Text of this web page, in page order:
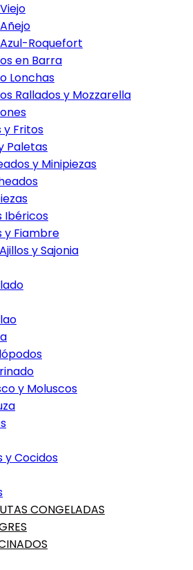
Viejo
Añejo
Azul-Roquefort
en Barra
Lonchas
Rallados y Mozzarella
y Fritos
Paletas
y Minipiezas
Ibéricos
y Fiambre
y Sajonia
y Moluscos
y Cocidos
CONGELADAS